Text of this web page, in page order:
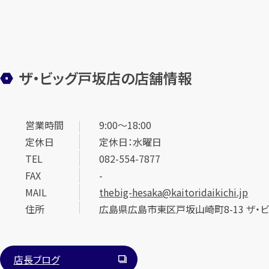
ザ・ビッグ戸坂店の店舗情報
営業時間
9:00～18:00
定休日
定休日：水曜日
TEL
082-554-7877
FAX
-
MAIL
thebig-hesaka@kaitoridaikichi.jp
住所
広島県広島市東区戸坂山崎町8-13 ザ・
店長ブログ